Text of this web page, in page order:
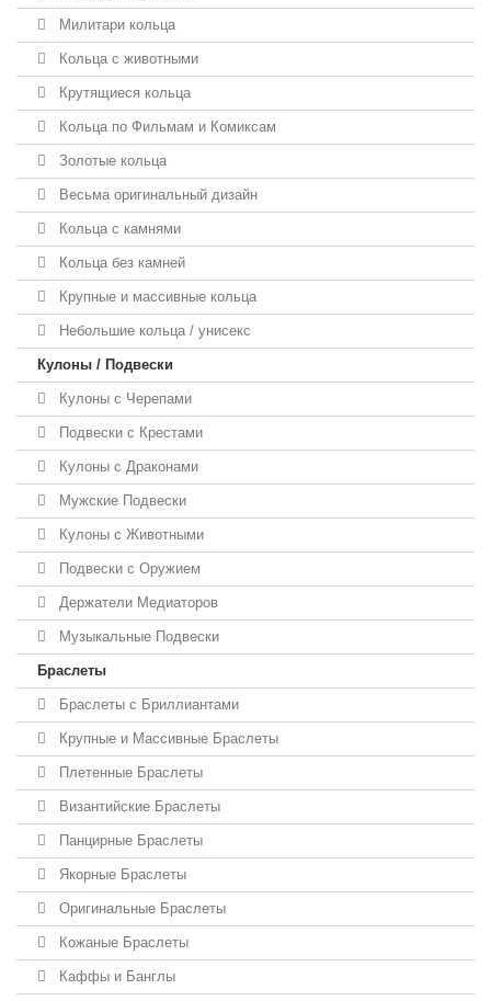
Милитари кольца
Кольца с животными
Крутящиеся кольца
Кольца по Фильмам и Комиксам
Золотые кольца
Весьма оригинальный дизайн
Кольца с камнями
Кольца без камней
Крупные и массивные кольца
Небольшие кольца / унисекс
Кулоны / Подвески
Кулоны с Черепами
Подвески с Крестами
Кулоны с Драконами
Мужские Подвески
Кулоны с Животными
Подвески с Оружием
Держатели Медиаторов
Музыкальные Подвески
Браслеты
Браслеты с Бриллиантами
Крупные и Массивные Браслеты
Плетенные Браслеты
Византийские Браслеты
Панцирные Браслеты
Якорные Браслеты
Оригинальные Браслеты
Кожаные Браслеты
Каффы и Банглы